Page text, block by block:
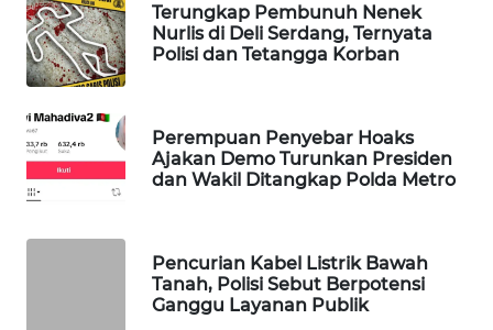
Terungkap Pembunuh Nenek
Nurlis di Deli Serdang, Ternyata
Polisi dan Tetangga Korban
Perempuan Penyebar Hoaks
Ajakan Demo Turunkan Presiden
dan Wakil Ditangkap Polda Metro
Pencurian Kabel Listrik Bawah
Tanah, Polisi Sebut Berpotensi
Ganggu Layanan Publik
WAHANA
SELEB
WAHANA